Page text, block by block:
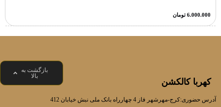
6.000.000 تومان
بازگشت به
بالا
کهربا کالکشن
آدرس حضوری:کرج-مهرشهر فاز 4 چهارراه بانک ملی نبش خیابان 412